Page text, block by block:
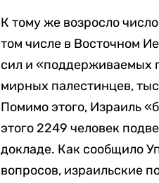
К тому же возросло
том числе в Восточном
сил и «поддерживаемых
мирных палестинцев,
Помимо этого, Израиль
этого 2249 человек
докладе. Как сообщило
вопросов, израильские